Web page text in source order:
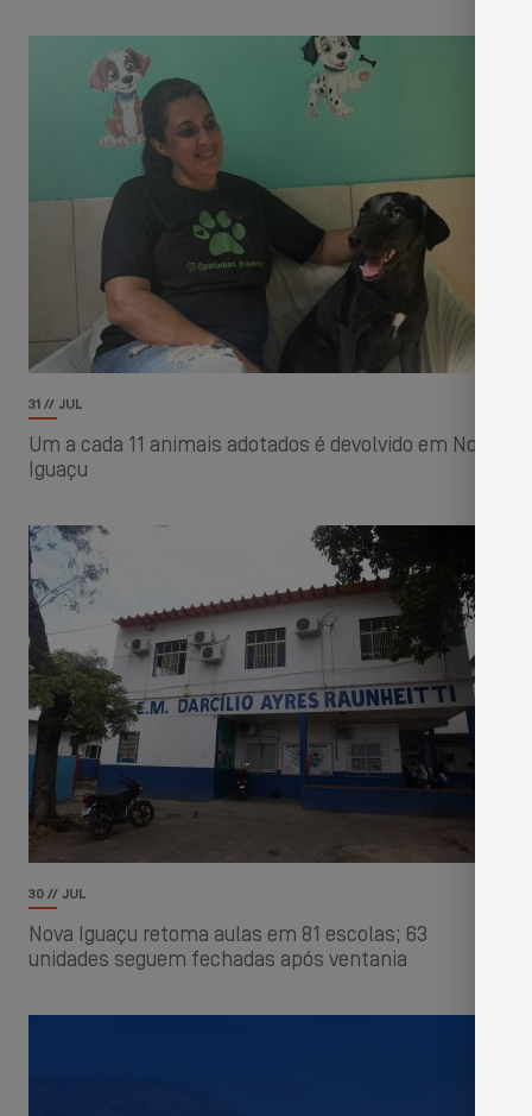
31 // JUL
Um a cada 11 animais adotados é devolvido em Nova
Iguaçu
30 // JUL
Nova Iguaçu retoma aulas em 81 escolas; 63
unidades seguem fechadas após ventania